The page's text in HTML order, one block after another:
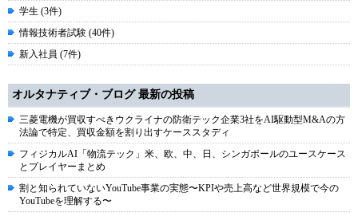
学生 (3件)
情報技術者試験 (40件)
新入社員 (7件)
オルタナティブ・ブログ 最新の投稿
三菱電機が買収すべきウクライナの防衛テック企業3社をAI駆動型M&Aの方
法論で特定、買収金額を割り出すケーススタディ
フィジカルAI「物流テック」米、欧、中、日、シンガポールのユースケース
とプレイヤーまとめ
割と知られていないYouTube事業の実態〜KPIや売上高など世界規模で今の
YouTubeを理解する〜